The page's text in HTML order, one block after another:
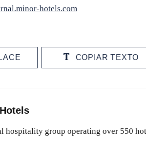
hotels.com
COPIAR TEXTO
hospitality group operating over 550